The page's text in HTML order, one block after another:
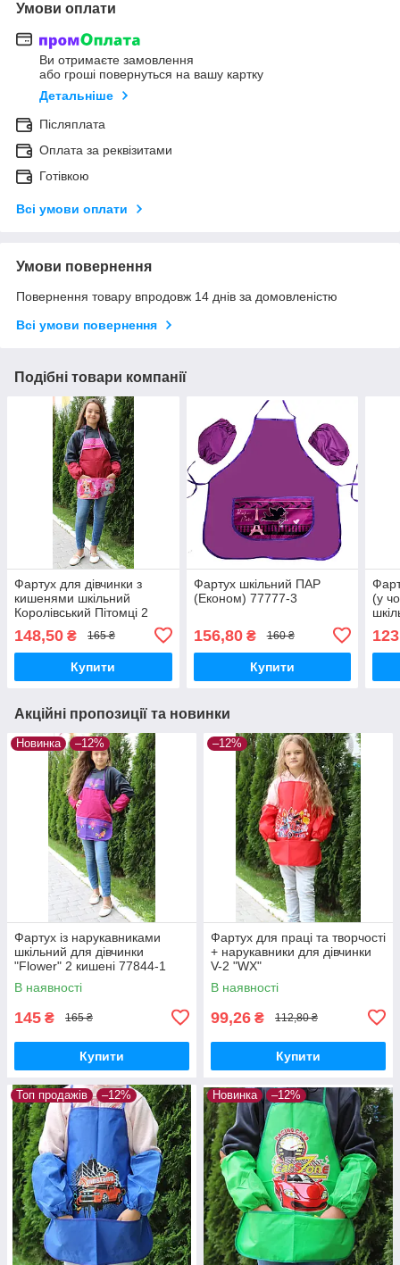
Умови оплати
Ви отримаєте замовлення
або гроші повернуться на вашу картку
Детальніше
Післяплата
Оплата за реквізитами
Готівкою
Всі умови оплати
Умови повернення
Повернення товару впродовж 14 днів за домовленістю
Всі умови повернення
Подібні товари компанії
Фартух для дівчинки з
кишенями шкільний
Королівський Пітомці 2
148,50 ₴ 165 ₴
Купити
Фартух шкільний ПАР
(Економ) 77777-3
156,80₴ 160 ₴
Купити
(у
Акційні пропозиції та новинки
Новинка –12%
Фартух із нарукавниками
шкільний для дівчинки
"Flower" 2 кишені 77844-1
В наявності
145 ₴ 165 ₴
Купити
–12%
Фартух для праці та творчості
+ нарукавники для дівчинки
V-2 "WX"
В наявності
99,26 ₴ 112,80 ₴
Купити
Топ продажів –12% Новинка –12%